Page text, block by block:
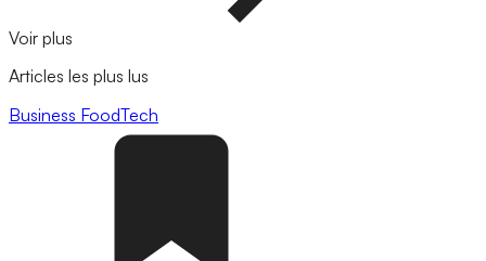
Voir plus
Articles les plus lus
Business FoodTech